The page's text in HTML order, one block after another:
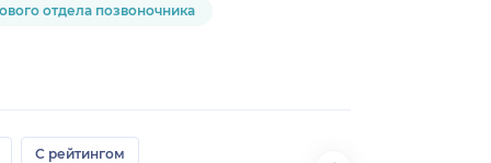
отдела позвоночника
С рейтингом